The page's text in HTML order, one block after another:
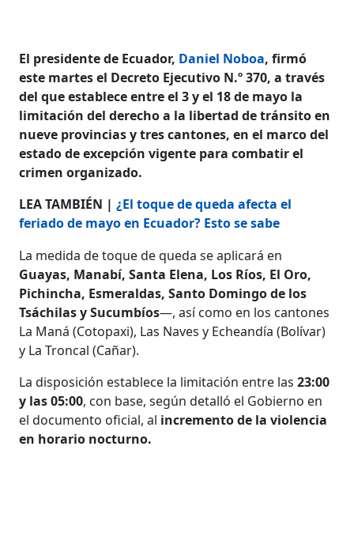
El presidente de Ecuador, Daniel Noboa, firmó
este martes el Decreto Ejecutivo N.º 370, a través
del que establece entre el 3 y el 18 de mayo la
limitación del derecho a la libertad de tránsito en
nueve provincias y tres cantones, en el marco del
estado de excepción vigente para combatir el
crimen organizado.
LEA TAMBIÉN |¿El toque de queda afecta el
feriado de mayo en Ecuador? Esto se sabe
La medida de toque de queda se aplicará en
Guayas, Manabí, Santa Elena, Los Ríos, El Oro,
Pichincha, Esmeraldas, Santo Domingo de los
Tsáchilas y Sucumbíos—, así como en los cantones
La Maná (Cotopaxi), Las Naves y Echeandía (Bolívar)
y La Troncal (Cañar).
La disposición establece la limitación entre las23:00
y las 05:00, con base, según detalló el Gobierno en
el documento oficial, al incremento de la violencia
en horario nocturno.